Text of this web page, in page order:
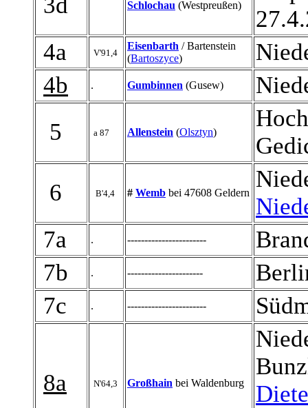
Schlochau (Westpreußen)
4a
V'91,4
Eisenbarth / Bartenstein
(Bartoszyce)
4b
. Gumbinnen (Gusew)
5
a 87 Allenstein (Olsztyn)
6
B'4,4 # Wemb bei 47608 Geldern
7a
. -----------------------
7b
. ----------------------
7c
. -----------------------
8a N'64,3 Großhain bei Waldenburg